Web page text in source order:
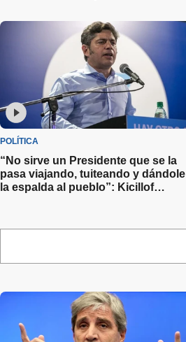
Libertad Avanza
POLÍTICA
“No sirve un Presidente que se la
pasa viajando, tuiteando y dándole
la espalda al pueblo”: Kicillof